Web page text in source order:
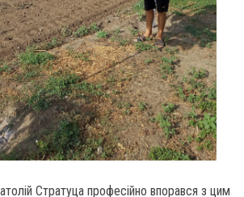
Стратуца професійно впорався з цим